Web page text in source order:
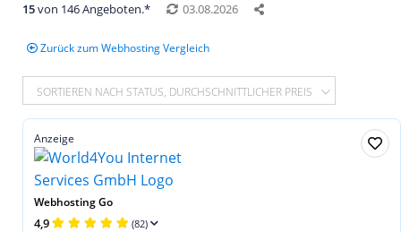
15von 146 Angeboten.* 03.08.2026
Zurück zum Webhosting Vergleich
SORTIEREN NACH STATUS, DURCHSCHNITTLICHER PREIS
Anzeige
Webhosting Go
4,9 (82)